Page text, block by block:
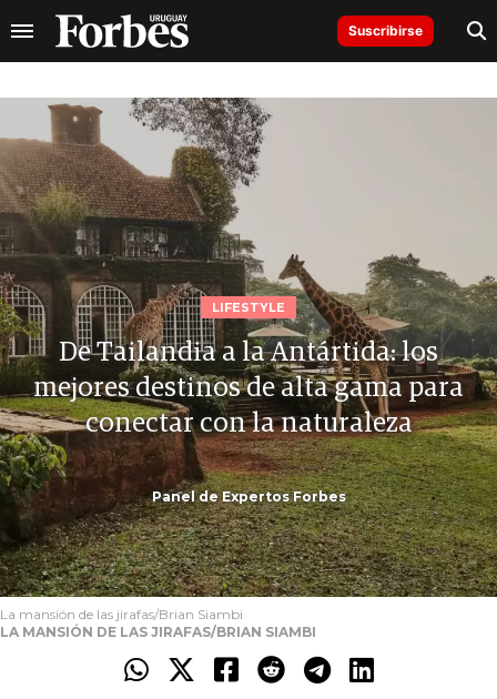
Suscribirse
LIFESTYLE
De Tailandia a la Antártida: los
mejores destinos de alta gama para
conectar con la naturaleza
Panel de Expertos Forbes
La mansión de las jirafas/Brian Siambi
LA MANSIÓN DE LAS JIRAFAS/BRIAN SIAMBI